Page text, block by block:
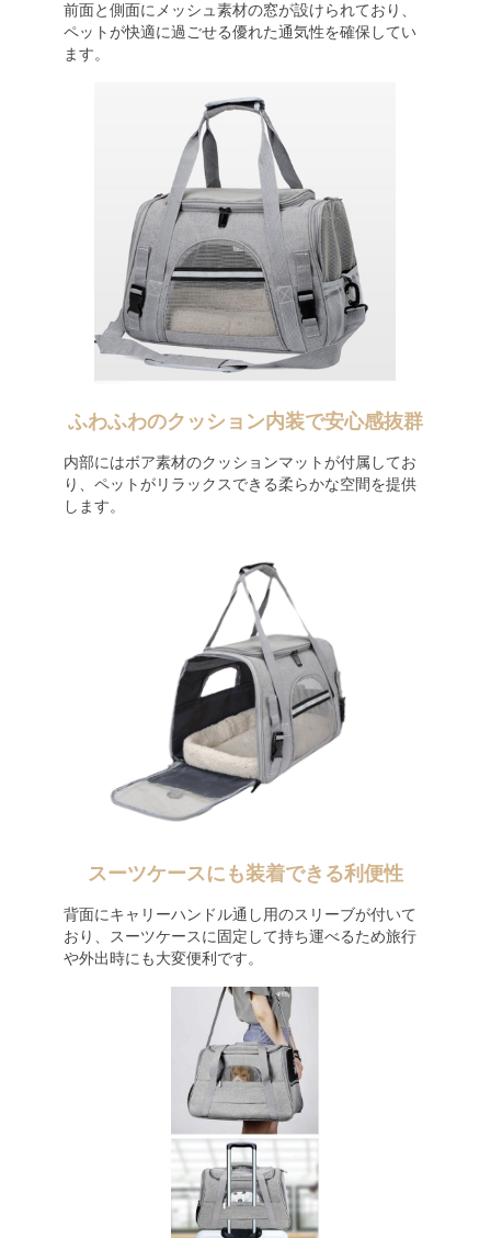
前面と側面にメッシュ素材の窓が設けられており、
ペットが快適に過ごせる優れた通気性を確保してい
ます。
ふわふわのクッション内装で安心感抜群
内部にはボア素材のクッションマットが付属してお
り、ペットがリラックスできる柔らかな空間を提供
します。
スーツケースにも装着できる利便性
背面にキャリーハンドル通し用のスリーブが付いて
おり、スーツケースに固定して持ち運べるため旅行
や外出時にも大変便利です。